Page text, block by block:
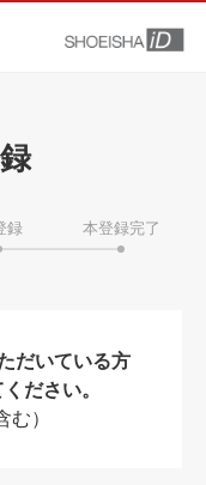
録 本登録完了
だいている方
ださい。
）